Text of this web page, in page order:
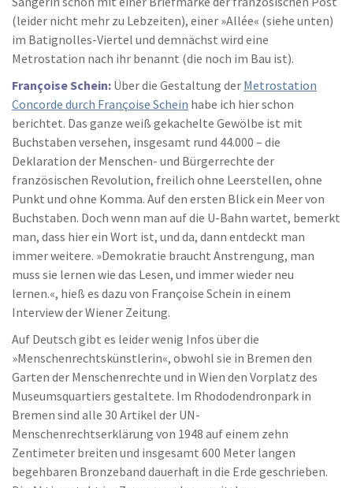
(leider nicht mehr zu Lebzeiten), einer »Allée« (siehe unten)
im Batignolles-Viertel und demnächst wird eine
Metrostation nach ihr benannt (die noch im Bau ist).
Françoise Schein: Über die Gestaltung der Metrostation
Concorde durch Françoise Schein habe ich hier schon
berichtet. Das ganze weiß gekachelte Gewölbe ist mit
Buchstaben versehen, insgesamt rund 44.000 – die
Deklaration der Menschen- und Bürgerrechte der
französischen Revolution, freilich ohne Leerstellen, ohne
Punkt und ohne Komma. Auf den ersten Blick ein Meer von
Buchstaben. Doch wenn man auf die U-Bahn wartet, bemerkt
man, dass hier ein Wort ist, und da, dann entdeckt man
immer weitere. »Demokratie braucht Anstrengung, man
muss sie lernen wie das Lesen, und immer wieder neu
lernen.«, hieß es dazu von Françoise Schein in einem
Interview der Wiener Zeitung.
Auf Deutsch gibt es leider wenig Infos über die
»Menschenrechtskünstlerin«, obwohl sie in Bremen den
Garten der Menschenrechte und in Wien den Vorplatz des
Museumsquartiers gestaltete. Im Rhododendronpark in
Bremen sind alle 30 Artikel der UN-
Menschenrechtserklärung von 1948 auf einem zehn
Zentimeter breiten und insgesamt 600 Meter langen
begehbaren Bronzeband dauerhaft in die Erde geschrieben.